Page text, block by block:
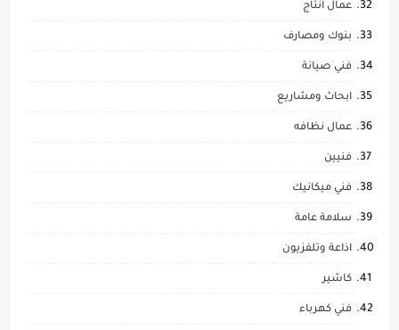
عمال انتاج
بنوك ومصارف
فني صيانة
ابحاث ومشاريع
عمال نظافه
فنيين
فني ميكانيك
سلامة عامة
اذاعة وتلفزيون
كاشير
فني كهرباء